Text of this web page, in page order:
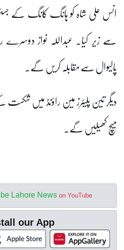
انس علی شاہ کو ہانگ کانگ
سے زیر کیا۔ عبداللہ نواز دوسرے
پالیوال سے مقابلہ کریں گے۔
دیگر تین پلیئرز مین راؤنڈ میں
میچ کھیلیں گے۔
Lahore News on YouTube
our App